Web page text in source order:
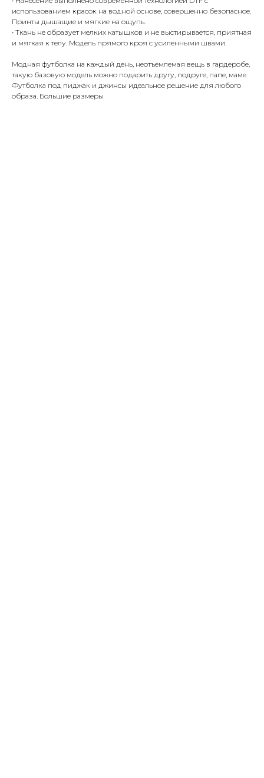
использованием красок на водной основе, совершенно безопасное.
Принты дышащие и мягкие на ощупь.
• Ткань не образует мелких катышков и не выстирывается, приятная
и мягкая к телу. Модель прямого кроя с усиленными швами.
Модная футболка на каждый день, неотъемлемая вещь в гардеробе,
такую базовую модель можно подарить другу, подруге, папе, маме.
Футболка под пиджак и джинсы идеальное решение для любого
образа. Большие размеры